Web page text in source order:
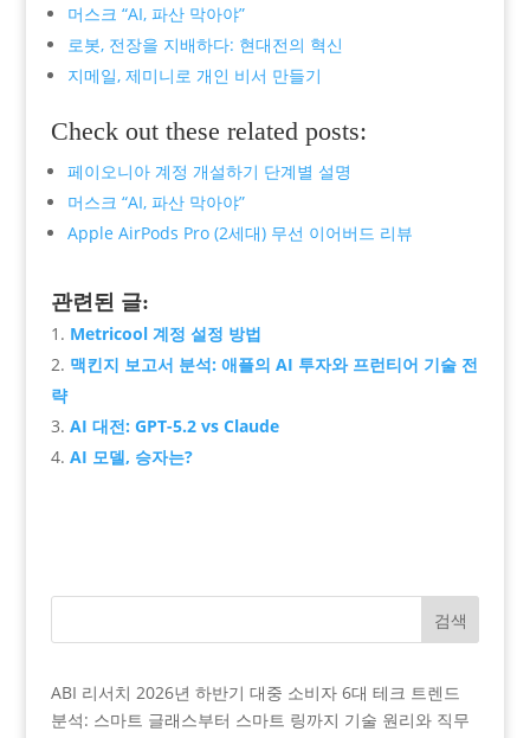
머스크 “AI, 파산 막아야”
로봇, 전장을 지배하다: 현대전의 혁신
지메일, 제미니로 개인 비서 만들기
Check out these related posts:
페이오니아 계정 개설하기 단계별 설명
머스크 “AI, 파산 막아야”
Apple AirPods Pro (2세대) 무선 이어버드 리뷰
관련된 글:
Metricool 계정 설정 방법
맥킨지 보고서 분석: 애플의 AI 투자와 프런티어 기술 전
략
AI 대전: GPT-5.2 vs Claude
AI 모델, 승자는?
검색
ABI 리서치 2026년 하반기 대중 소비자 6대 테크 트렌드
분석: 스마트 글래스부터 스마트 링까지 기술 원리와 직무